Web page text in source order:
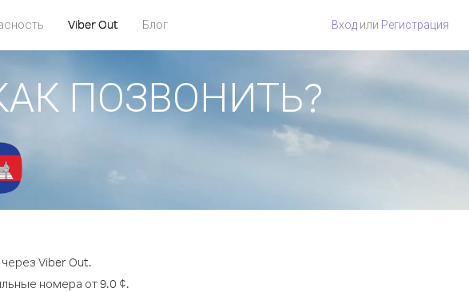
Viber Out Блог Вход или Регистрация
ПОЗВОНИТЬ?
Viber Out.
номера от 9.0 ¢.